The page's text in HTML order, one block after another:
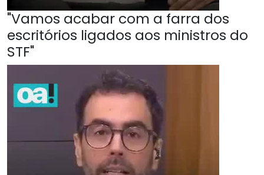
"Vamos acabar com a farra dos
escritórios ligados aos ministros do
STF"